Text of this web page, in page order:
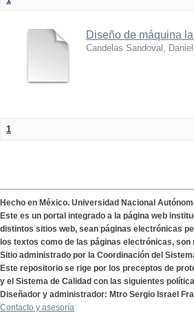
Diseño de máquina
Candelas Sandoval,
1
Hecho en México. Universidad Nacional
Este es un portal integrado a la página web
distintos sitios web, sean páginas electrónicas
los textos como de las páginas electrónicas,
Sitio administrado por la Coordinación del
Este repositorio se rige por los preceptos de
y el Sistema de Calidad con las siguientes
Diseñador y administrador: Mtro Sergio Israel
Contacto y asesoría